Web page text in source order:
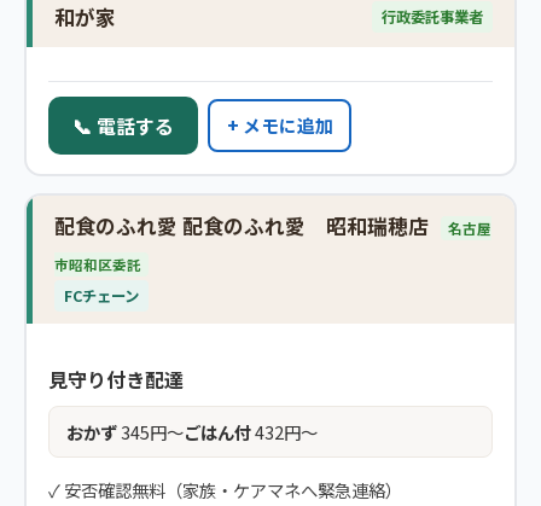
和が家 行政委託事業者
📞 電話する + メモに追加
配食のふれ愛 配食のふれ愛 昭和瑞穂店
名古屋
市昭和区委託
FCチェーン
見守り付き配達
おかず345円〜ごはん付432円〜
✓ 安否確認無料（家族・ケアマネへ緊急連絡）